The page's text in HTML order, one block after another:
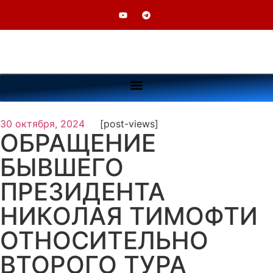
30 октября, 2024 [post-views]
ОБРАЩЕНИЕ
БЫВШЕГО
ПРЕЗИДЕНТА
НИКОЛАЯ ТИМОФТИ
ОТНОСИТЕЛЬНО
ВТОРОГО ТУРА